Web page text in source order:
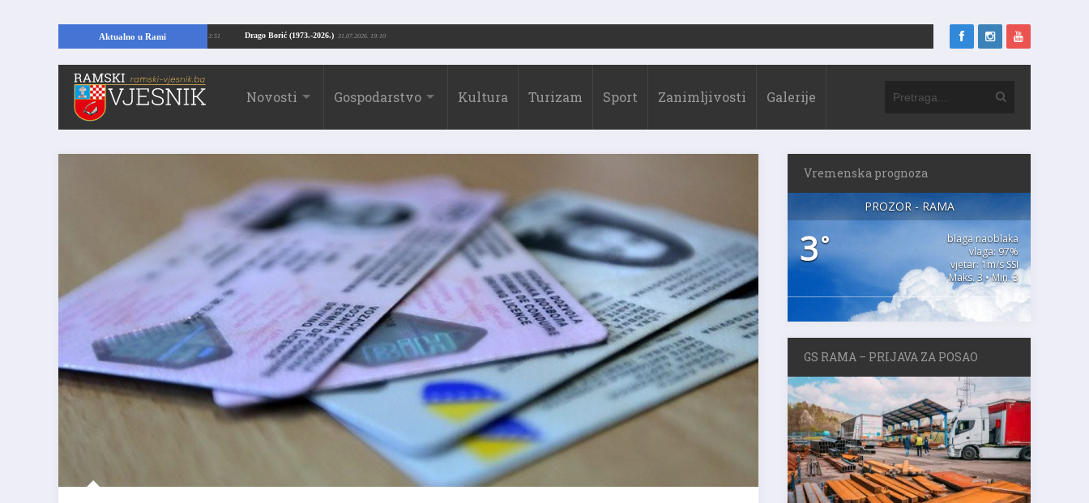
Aktualno u Rami Drago Borić (1973.-2026.) 31.07.2026. 19:10
temelje kuće, pronašao vrijedne arheološke ostatke 24.07.2026. 13:51
Novosti Gospodarstvo Kultura Turizam Sport Zanimljivosti Galerije
Vremenska prognoza
PROZOR - RAMA
3°
blaga naoblaka
vlaga: 97%
vjetar: 1m/s SSI
Maks. 3 • Min. 3
GS RAMA – PRIJAVA ZA POSAO